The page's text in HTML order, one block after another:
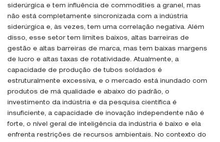
siderúrgica e tem influência de commodities a granel, mas
não está completamente sincronizada com a indústria
siderúrgica e, às vezes, tem uma correlação negativa. Além
disso, esse setor tem limites baixos, altas barreiras de
gestão e altas barreiras de marca, mas tem baixas margens
de lucro e altas taxas de rotatividade. Atualmente, a
capacidade de produção de tubos soldados é
estruturalmente excessiva, e o mercado está inundado com
produtos de má qualidade e abaixo do padrão, o
investimento da indústria e da pesquisa científica é
insuficiente, a capacidade de inovação independente não é
forte, o nível geral de inteligência da indústria é baixo e ela
enfrenta restrições de recursos ambientais. No contexto do